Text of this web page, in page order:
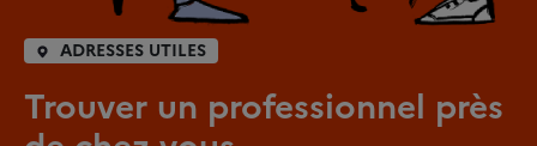
ADRESSES UTILES
Trouver un professionnel près